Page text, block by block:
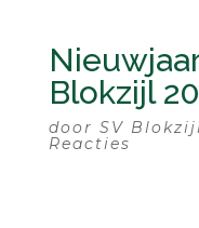
Blokzijl
door SV
Reacties